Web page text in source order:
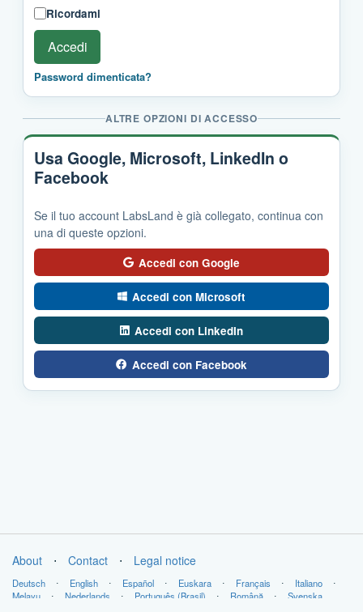
Ricordami
Accedi
Password dimenticata?
ALTRE OPZIONI DI ACCESSO
Usa Google, Microsoft, LinkedIn o
Facebook
Se il tuo account LabsLand è già collegato, continua con
una di queste opzioni.
Accedi con Google
Accedi con Microsoft
Accedi con LinkedIn
Accedi con Facebook
About ⋅ Contact ⋅ Legal notice
Deutsch ⋅ English ⋅ Español ⋅ Euskara ⋅ Français ⋅ Italiano
⋅
Melayu
⋅ Nederlands ⋅ Português (Brasil) ⋅ Română ⋅ Svenska